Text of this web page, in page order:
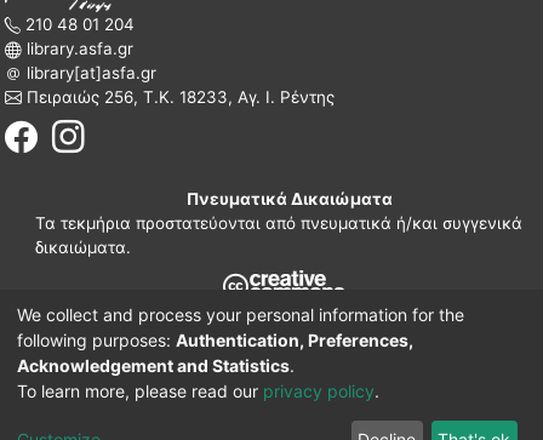
210 48 01 204
library.asfa.gr
library[at]asfa.gr
Πειραιώς 256, Τ.Κ. 18233, Αγ. Ι. Ρέντης
Πνευματικά Δικαιώματα
Τα τεκμήρια προστατεύονται από πνευματικά ή/και συγγενικά
δικαιώματα.
210 38 97 109
www.asfa.gr
Πατησίων 42, Τ.Κ. 10682, Αθήνα
DSpace software Implementation ELiDOC
We collect and process your personal information for the
following purposes: Authentication, Preferences,
Acknowledgement and Statistics.
To learn more, please read our privacy policy.